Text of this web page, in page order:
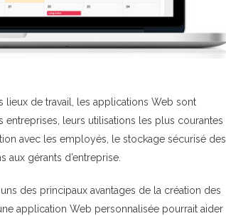
lieux de travail, les applications Web sont
leurs utilisations les plus courantes
avec les employés, le stockage sécurisé des
gérants d’entreprise.
des principaux avantages de la création des
application Web personnalisée pourrait aider